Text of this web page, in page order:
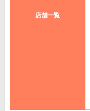
店舗一覧